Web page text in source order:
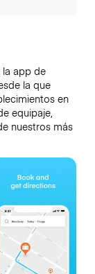
app de
la que
en
equipaje,
nuestros más